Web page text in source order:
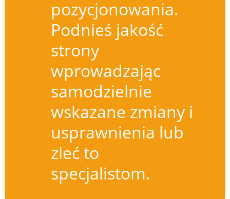
pozycjonowania.
Podnieś jakość
strony
wprowadzając
samodzielnie
wskazane zmiany i
usprawnienia lub
zleć to
specjalistom.